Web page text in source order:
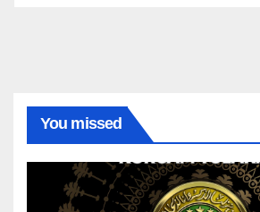
You missed